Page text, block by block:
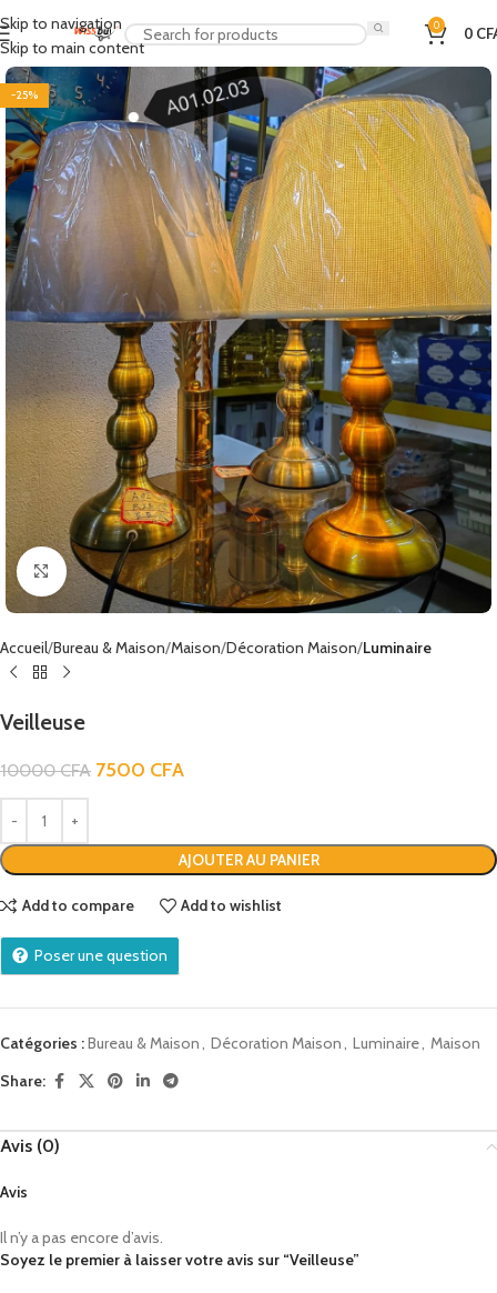
Skip to navigation
Skip to main content
0 0
-25%
Click to enlarge
Accueil Bureau & Maison Maison Décoration Maison Luminaire
Veilleuse
10000CFA 7500 CFA
AJOUTER AU PANIER
Add to compare Add to wishlist
Poser une question
Catégories :Bureau & Maison, Décoration Maison, Luminaire, Maison
Share:
Avis (0)
Avis
Il n’y a pas encore d’avis.
Soyez le premier à laisser votre avis sur “Veilleuse”